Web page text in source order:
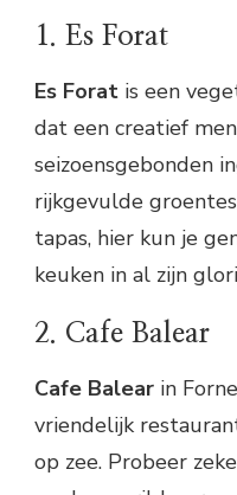
1. Es Forat
Es Forat is een
dat een creatief
seizoensgebonden
rijkgevulde
tapas, hier kun je
keuken in al zijn
2. Cafe Balear
Cafe Balear in
vriendelijk
op zee. Probeer